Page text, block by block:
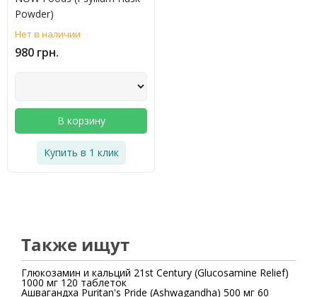
Powder)
Нет в наличии
980 грн.
В корзину
Купить в 1 клик
Также ищут
Глюкозамин и кальций 21st Century (Glucosamine Relief)
1000 мг 120 таблеток
Ашвагандха Puritan's Pride (Ashwagandha) 500 мг 60